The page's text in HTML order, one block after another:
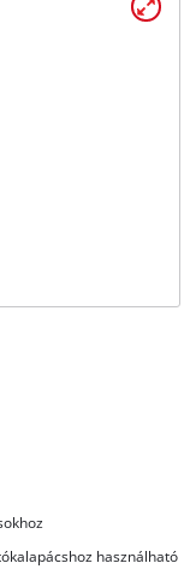
használható